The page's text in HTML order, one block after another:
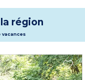
région
vacances